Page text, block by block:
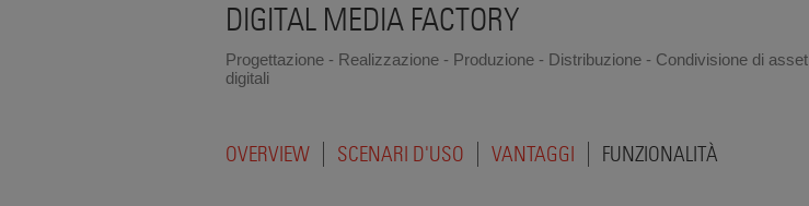
DIGITAL MEDIA FACTORY
Progettazione - Realizzazione - Produzione - Distribuzione - Condivisione di asset
digitali
OVERVIEW SCENARI D'USO VANTAGGI FUNZIONALITÀ